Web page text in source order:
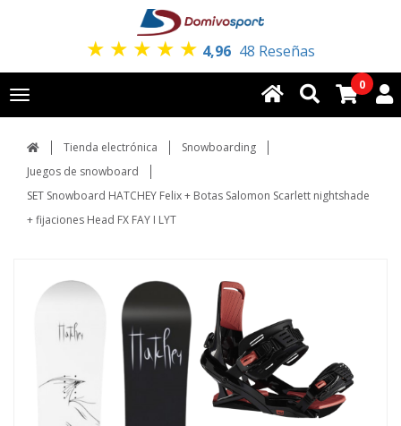
★ ★ ★ ★ ★ 4,96 48 Reseñas
Toggle
navigation
0
Tienda electrónica
Snowboarding
Juegos de snowboard
SET Snowboard HATCHEY Felix + Botas Salomon Scarlett nightshade
+ fijaciones Head FX FAY I LYT